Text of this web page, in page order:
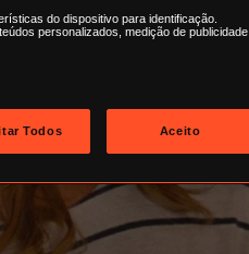
do dispositivo para identificação.
personalizados, medição de publicidade
Todos Aceito